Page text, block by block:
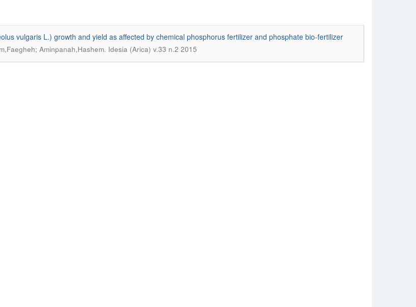
vulgaris L.) growth and yield as affected by chemical phosphorus fertilizer and phosphate bio-fertilizer
Aminpanah,Hashem. Idesia (Arica) v.33 n.2 2015